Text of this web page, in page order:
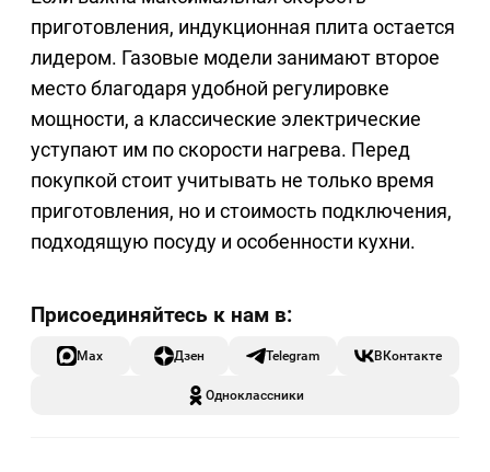
приготовления, индукционная плита остается
лидером. Газовые модели занимают второе
место благодаря удобной регулировке
мощности, а классические электрические
уступают им по скорости нагрева. Перед
покупкой стоит учитывать не только время
приготовления, но и стоимость подключения,
подходящую посуду и особенности кухни.
Max Дзен Telegram ВКонтакте
Одноклассники